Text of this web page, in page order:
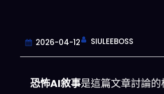
2026-04-12 SIULEEBOSS
恐怖AI敘事是這篇文章討論的